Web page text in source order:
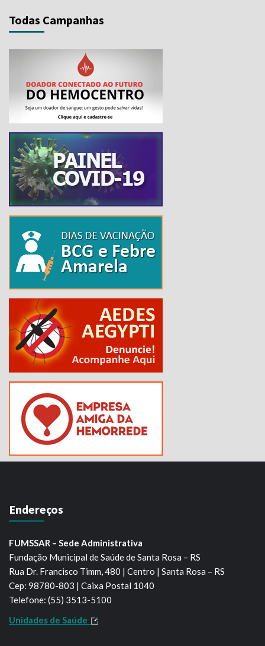
Todas Campanhas
Endereços
FUMSSAR – Sede Administrativa
Fundação Municipal de Saúde de Santa Rosa – RS
Rua Dr. Francisco Timm, 480 | Centro | Santa Rosa – RS
Cep: 98780-803 | Caixa Postal 1040
Telefone: (55) 3513-5100
Unidades de Saúde